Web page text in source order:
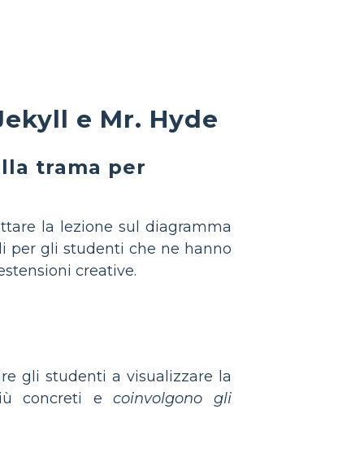
e Mr. Hyde
trama per
la lezione sul diagramma
per gli studenti che ne hanno
creative.
gli studenti a visualizzare la
concreti ecoinvolgono gli